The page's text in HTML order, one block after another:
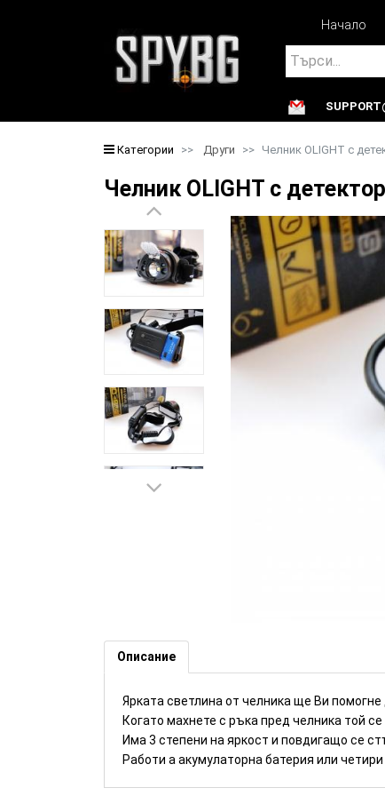
Начало
Search
Категории Други Челник OLIGHT с
Челник OLIGHT с
Челник OLIGHT с детектор
Описание
Ярката светлина от челника ще Ви
Когато махнете с ръка пред челника той
Има 3 степени на яркост и повдигащо се
Работи а акумулаторна батерия или